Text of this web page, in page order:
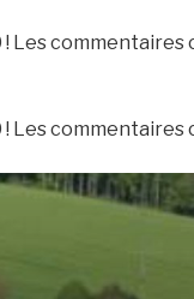
! Les
! Les